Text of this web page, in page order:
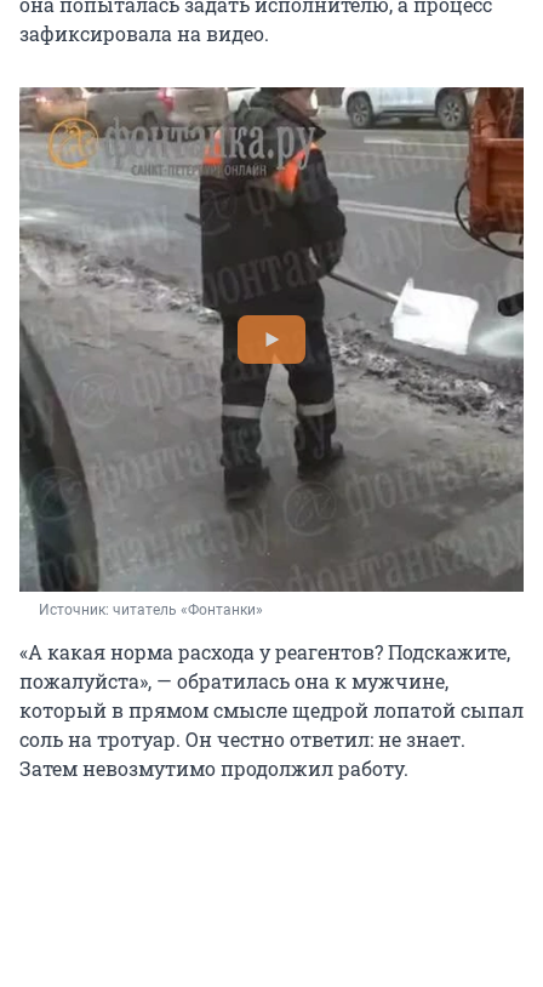
зафиксировала на видео.
Источник: читатель «Фонтанки»
«А какая норма расхода у реагентов? Подскажите,
пожалуйста», — обратилась она к мужчине,
который в прямом смысле щедрой лопатой сыпал
соль на тротуар. Он честно ответил: не знает.
Затем невозмутимо продолжил работу.